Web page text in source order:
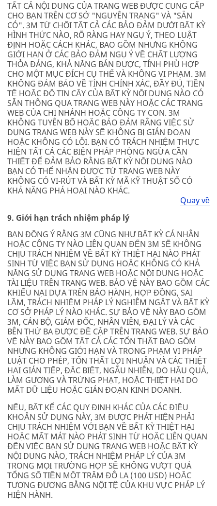
TẤT CẢ NỘI DUNG CỦA TRANG WEB ĐƯỢC CUNG CẤP
CHO BẠN TRÊN CƠ SỞ "NGUYÊN TRẠNG" VÀ "SẴN
CÓ". 3M TỪ CHỐI TẤT CẢ CÁC BẢO ĐẢM DƯỚI BẤT KỲ
HÌNH THỨC NÀO, RÕ RÀNG HAY NGỤ Ý, THEO LUẬT
ĐỊNH HOẶC CÁCH KHÁC, BAO GỒM NHƯNG KHÔNG
GIỚI HẠN Ở CÁC BẢO ĐẢM NGỤ Ý VỀ CHẤT LƯỢNG
THỎA ĐÁNG, KHẢ NĂNG BÁN ĐƯỢC, TÍNH PHÙ HỢP
CHO MỘT MỤC ĐÍCH CỤ THỂ VÀ KHÔNG VI PHẠM. 3M
KHÔNG ĐẢM BẢO VỀ TÍNH CHÍNH XÁC, ĐẦY ĐỦ, TIỀN
TỆ HOẶC ĐỘ TIN CẬY CỦA BẤT KỲ NỘI DUNG NÀO CÓ
SẴN THÔNG QUA TRANG WEB NÀY HOẶC CÁC TRANG
WEB CỦA CHI NHÁNH HOẶC CÔNG TY CON. 3M
KHÔNG TUYÊN BỐ HOẶC BẢO ĐẢM RẰNG VIỆC SỬ
DỤNG TRANG WEB NÀY SẼ KHÔNG BỊ GIÁN ĐOẠN
HOẶC KHÔNG CÓ LỖI. BẠN CÓ TRÁCH NHIỆM THỰC
HIỆN TẤT CẢ CÁC BIỆN PHÁP PHÒNG NGỪA CẦN
THIẾT ĐỂ ĐẢM BẢO RẰNG BẤT KỲ NỘI DUNG NÀO
BẠN CÓ THỂ NHẬN ĐƯỢC TỪ TRANG WEB NÀY
KHÔNG CÓ VI-RÚT VÀ BẤT KỲ MÃ KỸ THUẬT SỐ CÓ
KHẢ NĂNG PHÁ HOẠI NÀO KHÁC.
Quay về
9. Giới hạn trách nhiệm pháp lý
BẠN ĐỒNG Ý RẰNG 3M CŨNG NHƯ BẤT KỲ CÁ NHÂN
HOẶC CÔNG TY NÀO LIÊN QUAN ĐẾN 3M SẼ KHÔNG
CHỊU TRÁCH NHIỆM VỀ BẤT KỲ THIỆT HẠI NÀO PHÁT
SINH TỪ VIỆC BẠN SỬ DỤNG HOẶC KHÔNG CÓ KHẢ
NĂNG SỬ DỤNG TRANG WEB HOẶC NỘI DUNG HOẶC
TÀI LIỆU TRÊN TRANG WEB. BẢO VỆ NÀY BAO GỒM CÁC
KHIẾU NẠI DỰA TRÊN BẢO HÀNH, HỢP ĐỒNG, SAI
LẦM, TRÁCH NHIỆM PHÁP LÝ NGHIÊM NGẶT VÀ BẤT KỲ
CƠ SỞ PHÁP LÝ NÀO KHÁC. SỰ BẢO VỆ NÀY BAO GỒM
3M, CÁN BỘ, GIÁM ĐỐC, NHÂN VIÊN, ĐẠI LÝ VÀ CÁC
BÊN THỨ BA ĐƯỢC ĐỀ CẬP TRÊN TRANG WEB. SỰ BẢO
VỆ NÀY BAO GỒM TẤT CẢ CÁC TỔN THẤT BAO GỒM
NHƯNG KHÔNG GIỚI HẠN VÀ TRONG PHẠM VI PHÁP
LUẬT CHO PHÉP, TỔN THẤT LỢI NHUẬN VÀ CÁC THIỆT
HẠI GIÁN TIẾP, ĐẶC BIỆT, NGẪU NHIÊN, DO HẬU QUẢ,
LÀM GƯƠNG VÀ TRỪNG PHẠT, HOẶC THIỆT HẠI DO
MẤT DỮ LIỆU HOẶC GIÁN ĐOẠN KINH DOANH.
NẾU, BẤT KỂ CÁC QUY ĐỊNH KHÁC CỦA CÁC ĐIỀU
KHOẢN SỬ DỤNG NÀY, 3M ĐƯỢC PHÁT HIỆN PHẢI
CHỊU TRÁCH NHIỆM VỚI BẠN VỀ BẤT KỲ THIỆT HẠI
HOẶC MẤT MÁT NÀO PHÁT SINH TỪ HOẶC LIÊN QUAN
ĐẾN VIỆC BẠN SỬ DỤNG TRANG WEB HOẶC BẤT KỲ
NỘI DUNG NÀO, TRÁCH NHIỆM PHÁP LÝ CỦA 3M
TRONG MỌI TRƯỜNG HỢP SẼ KHÔNG VƯỢT QUÁ
TỔNG SỐ TIỀN MỘT TRĂM ĐÔ LA (100 USD) HOẶC
TƯƠNG ĐƯƠNG BẰNG NỘI TỆ CỦA KHU VỰC PHÁP LÝ
HIỆN HÀNH.